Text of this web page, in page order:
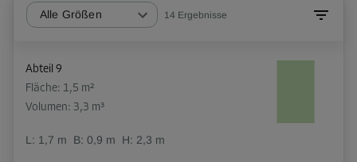
Alle Größen 14 Ergebnisse
Abteil 9
Fläche: 1,5 m²
Volumen: 3,3 m³
L: 1,7 m B: 0,9 m H: 2,3 m